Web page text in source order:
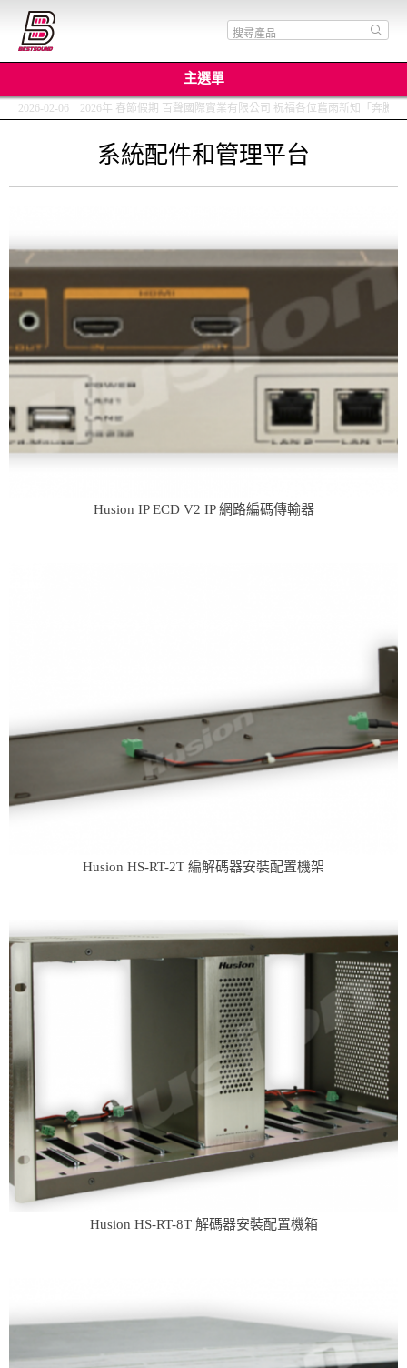
主選單
2026-02-06 2026年 春節假期 百聲國際實業有限公司 祝福各位舊雨新知「奔騰
系統配件和管理平台
Husion IP ECD V2 IP 網路編碼傳輸器
Husion HS-RT-2T 編解碼器安裝配置機架
Husion HS-RT-8T 解碼器安裝配置機箱